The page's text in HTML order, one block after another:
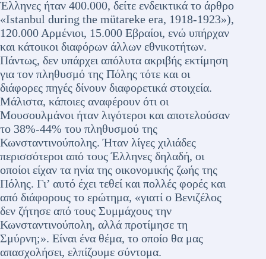
Έλληνες ήταν 400.000, δείτε ενδεικτικά το άρθρο
«Istanbul during the mütareke era, 1918-1923»),
120.000 Αρμένιοι, 15.000 Εβραίοι, ενώ υπήρχαν
και κάτοικοι διαφόρων άλλων εθνικοτήτων.
Πάντως, δεν υπάρχει απόλυτα ακριβής εκτίμηση
για τον πληθυσμό της Πόλης τότε και οι
διάφορες πηγές δίνουν διαφορετικά στοιχεία.
Μάλιστα, κάποιες αναφέρουν ότι οι
Μουσουλμάνοι ήταν λιγότεροι και αποτελούσαν
το 38%-44% του πληθυσμού της
Κωνσταντινούπολης. Ήταν λίγες χιλιάδες
περισσότεροι από τους Έλληνες δηλαδή, οι
οποίοι είχαν τα ηνία της οικονομικής ζωής της
Πόλης. Γι’ αυτό έχει τεθεί και πολλές φορές και
από διάφορους το ερώτημα, «γιατί ο Βενιζέλος
δεν ζήτησε από τους Συμμάχους την
Κωνσταντινούπολη, αλλά προτίμησε τη
Σμύρνη;». Είναι ένα θέμα, το οποίο θα μας
απασχολήσει, ελπίζουμε σύντομα.